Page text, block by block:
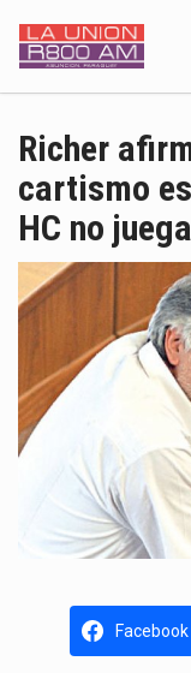
Richer
cartismo
HC no
Facebook